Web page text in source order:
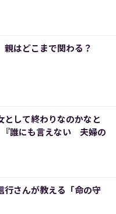
親はどこまで関わる？
として終わりなのかなと
『誰にも言えない 夫婦の
行さんが教える「命の守